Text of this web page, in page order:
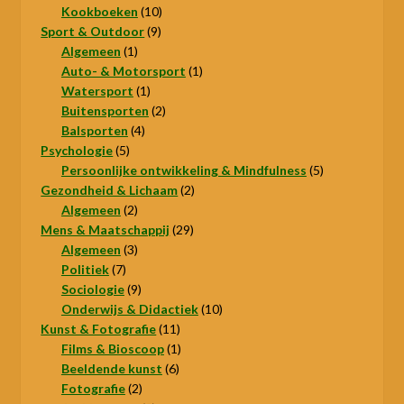
product
Kookboeken 1010
producten
Sport & Outdoor 99
Algemeen 11
product
Auto- & Motorsport 11
Watersport 11
product
Buitensporten 22
Balsporten 44
Psychologie 55
producten
Persoonlijke ontwikkeling & Mindfulness 55
Gezondheid & Lichaam 22
Algemeen 22
producten
Mens & Maatschappij 2929
Algemeen 33
Politiek 77
producten
Sociologie 99
producten
Onderwijs & Didactiek 1010
Kunst & Fotografie 1111
producten
Films & Bioscoop 11
product
Beeldende kunst 66
Fotografie 22